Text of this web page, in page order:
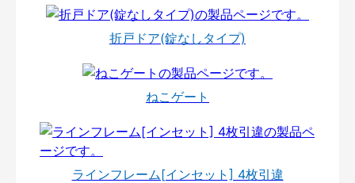
折戸ドア(錠なしタイプ)
ねこゲート
ラインフレーム[インセット] 4枚引違